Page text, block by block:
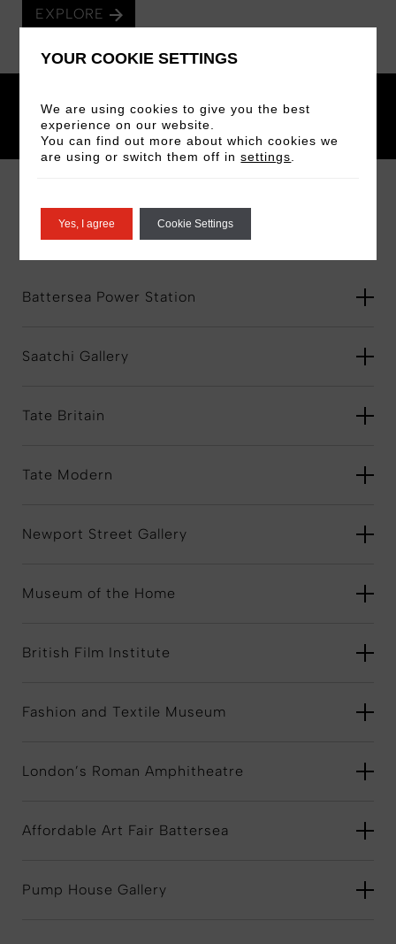
EXPLORE
Art & Architecture
ART & ARCHITECTURE
FAQS
Battersea Power Station
Saatchi Gallery
Tate Britain
Tate Modern
Newport Street Gallery
Museum of the Home
British Film Institute
Fashion and Textile Museum
London’s Roman Amphitheatre
Affordable Art Fair Battersea
Pump House Gallery
YOUR COOKIE SETTINGS
We are using cookies to give you the best
experience on our website.
You can find out more about which cookies we
are using or switch them off insettings
Yes, I agree Cookie Settings